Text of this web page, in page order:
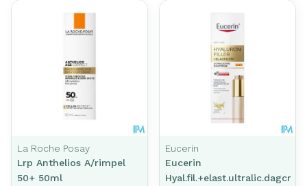
La Roche Posay
Lrp Anthelios A/rimpel
50+ 50ml
Eucerin
Eucerin
Hyal.fil.+elast.ultralic.dagcr